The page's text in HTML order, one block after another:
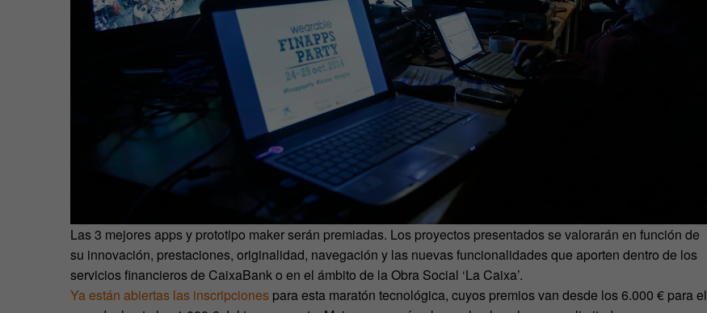
Las 3 mejores apps y prototipo maker serán premiadas. Los proyectos presentados se valorarán en función de
su innovación, prestaciones, originalidad, navegación y las nuevas funcionalidades que aporten dentro de los
servicios financieros de CaixaBank o en el ámbito de la Obra Social ‘La Caixa’.
Ya están abiertas las inscripciones para esta maratón tecnológica, cuyos premios van desde los 6.000 € para el